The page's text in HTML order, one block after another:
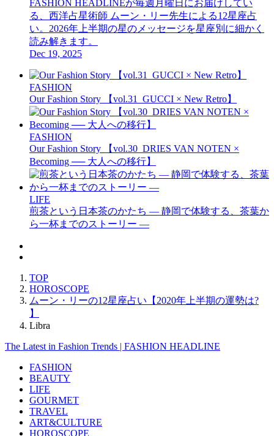
FASHION HEADLINEが毎週月曜日にお届けしてい
る、西洋占星術師 ムーン・リー先生による12星座占
い。2026年上半期の星のメッセージを星座別に細かく
読み解きます。
Dec 19, 2025
FASHION
Our Fashion Story 【vol.31_GUCCI × New Retro】
FASHION
Our Fashion Story 【vol.30_DRIES VAN NOTEN ×
Becoming ── 大人への移行】
LIFE
煎茶という日本茶のかたち — 静岡で体験する、茶葉か
ら一杯までのストーリー —
TOP
HOROSCOPE
ムーン・リーの12星座占い【2020年上半期の運勢は?
】
Libra
The Latest in Fashion Trends | FASHION HEADLINE
FASHION
BEAUTY
LIFE
GOURMET
TRAVEL
ART&CULTURE
HOROSCOPE